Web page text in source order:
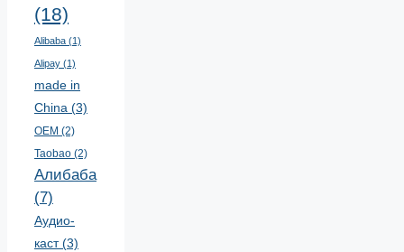
(18)
Alibaba (1)
Alipay (1)
made in
China (3)
OEM (2)
Taobao (2)
Алибаба
(7)
Аудио-
каст(3)